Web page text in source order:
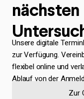
nächsten
Unsere digitale
zur Verfügung.
flexibel online und
Ablauf von der
Zur